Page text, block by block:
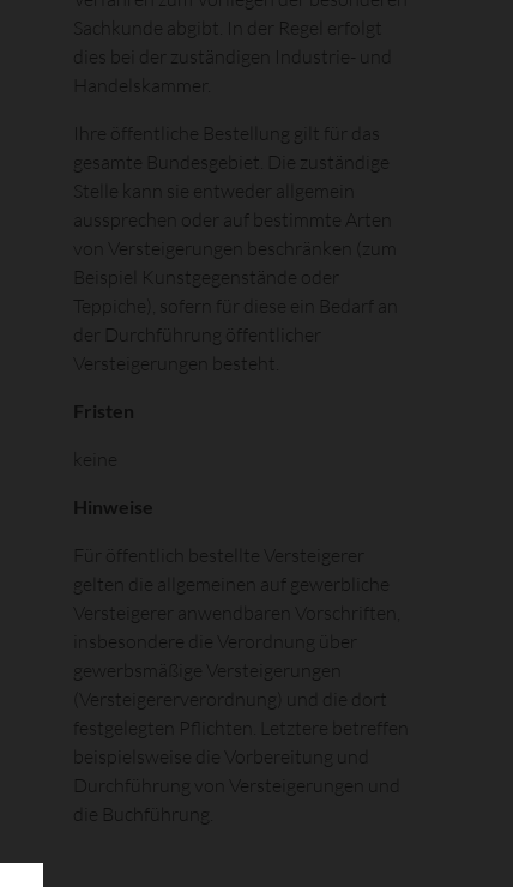
Sachkunde abgibt. In der Regel erfolgt
dies bei der zuständigen Industrie- und
Handelskammer.
Ihre öffentliche Bestellung gilt für das
gesamte Bundesgebiet. Die zuständige
Stelle kann sie entweder allgemein
aussprechen oder auf bestimmte Arten
von Versteigerungen beschränken (zum
Beispiel Kunstgegenstände oder
Teppiche), sofern für diese ein Bedarf an
der Durchführung öffentlicher
Versteigerungen besteht.
Fristen
keine
Hinweise
Für öffentlich bestellte Versteigerer
gelten die allgemeinen auf gewerbliche
Versteigerer anwendbaren Vorschriften,
insbesondere die Verordnung über
gewerbsmäßige Versteigerungen
(Versteigererverordnung) und die dort
festgelegten Pflichten. Letztere betreffen
beispielsweise die Vorbereitung und
Durchführung von Versteigerungen und
die Buchführung.